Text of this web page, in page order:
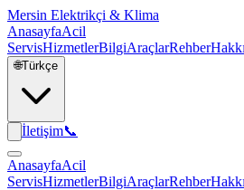
Mersin Elektrikçi & Klima
AnasayfaAcil
ServisHizmetlerBilgiAraçlarRehber
🌐Türkçe
İletişim📞
AnasayfaAcil
ServisHizmetlerBilgiAraçlarRehber